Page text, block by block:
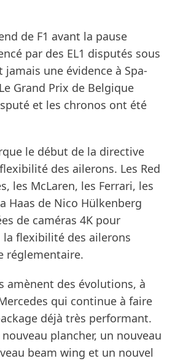
de F1 avant la pause
par des EL1 disputés sous
jamais une évidence à Spa-
Grand Prix de Belgique
et les chronos ont été
le début de la directive
des ailerons. Les Red
les McLaren, les Ferrari, les
Haas de Nico Hülkenberg
de caméras 4K pour
flexibilité des ailerons
réglementaire.
amènent des évolutions, à
qui continue à faire
déjà très performant.
plancher, un nouveau
beam wing et un nouvel